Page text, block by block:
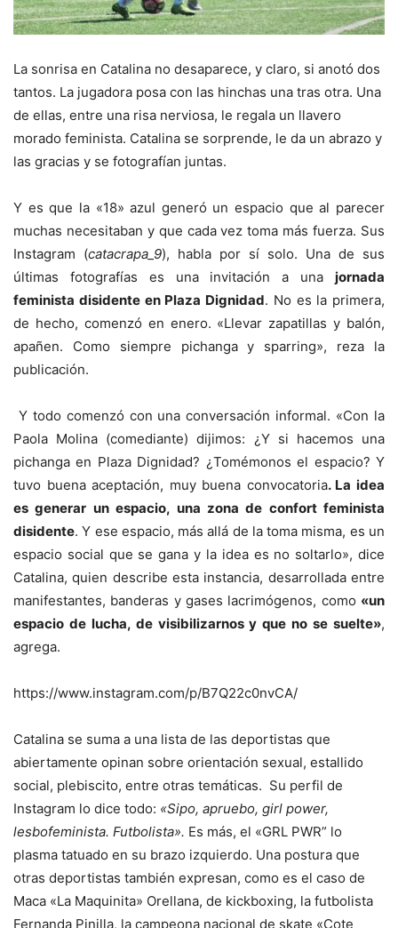
La sonrisa en Catalina no desaparece, y claro, si anotó dos
tantos. La jugadora posa con las hinchas una tras otra. Una
de ellas, entre una risa nerviosa, le regala un llavero
morado feminista. Catalina se sorprende, le da un abrazo y
las gracias y se fotografían juntas.
Y es que la «18» azul generó un espacio que al parecer
muchas necesitaban y que cada vez toma más fuerza. Sus
Instagram (catacrapa_9), habla por sí solo. Una de sus
últimas fotografías es una invitación a una jornada
feminista disidente en Plaza Dignidad. No es la primera,
de hecho, comenzó en enero. «Llevar zapatillas y balón,
apañen. Como siempre pichanga y sparring», reza la
publicación.
Y todo comenzó con una conversación informal. «Con la
Paola Molina (comediante) dijimos: ¿Y si hacemos una
pichanga en Plaza Dignidad? ¿Tomémonos el espacio? Y
tuvo buena aceptación, muy buena convocatoria. La idea
es generar un espacio, una zona de confort feminista
disidente. Y ese espacio, más allá de la toma misma, es un
espacio social que se gana y la idea es no soltarlo», dice
Catalina, quien describe esta instancia, desarrollada entre
manifestantes, banderas y gases lacrimógenos, como «un
espacio de lucha, de visibilizarnos y que no se suelte»,
agrega.
https://www.instagram.com/p/B7Q22c0nvCA/
Catalina se suma a una lista de las deportistas que
abiertamente opinan sobre orientación sexual, estallido
social, plebiscito, entre otras temáticas. Su perfil de
Instagram lo dice todo: «Sipo, apruebo, girl power,
lesbofeminista. Futbolista». Es más, el «GRL PWR” lo
plasma tatuado en su brazo izquierdo. Una postura que
otras deportistas también expresan, como es el caso de
Maca «La Maquinita» Orellana, de kickboxing, la futbolista
Fernanda Pinilla, la campeona nacional de skate «Cote